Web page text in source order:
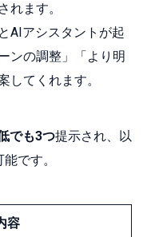
れます。
AIアシスタントが起
ンの調整」「より明
してくれます。
でも3つ提示され、以
です。
容